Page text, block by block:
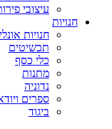
עיצובי
חנויות
חנויות
תכשיטים
כלי כסף
מתנות
נדוניה
ספרים
ביגוד